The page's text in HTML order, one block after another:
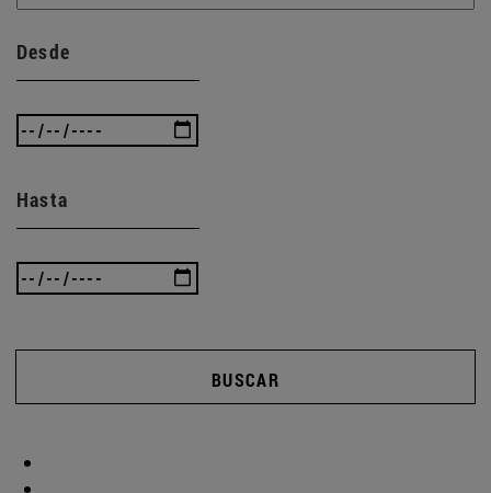
Desde
Hasta
BUSCAR